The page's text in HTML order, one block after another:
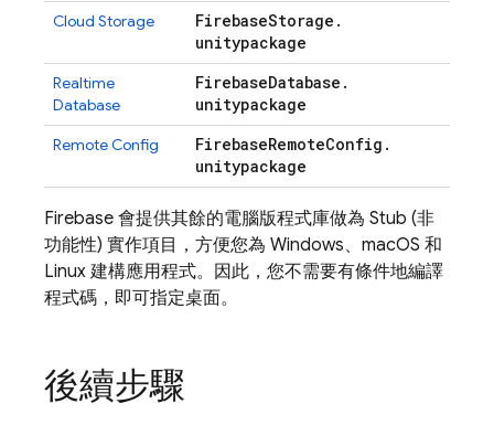
Cloud Storage FirebaseStorage .
unitypackage
Realtime
Database
FirebaseDatabase .
unitypackage
Remote Config FirebaseRemoteConfig .
unitypackage
Firebase 會提供其餘的電腦版程式庫做為 Stub (非
功能性) 實作項目，方便您為 Windows、macOS 和
Linux 建構應用程式。因此，您不需要有條件地編譯
程式碼，即可指定桌面。
後續步驟